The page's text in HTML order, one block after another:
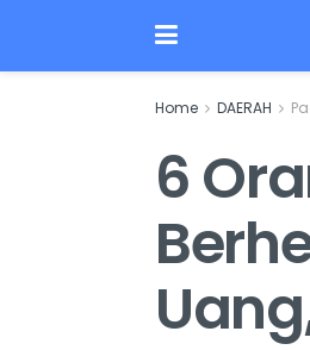
Home DAERAH
6